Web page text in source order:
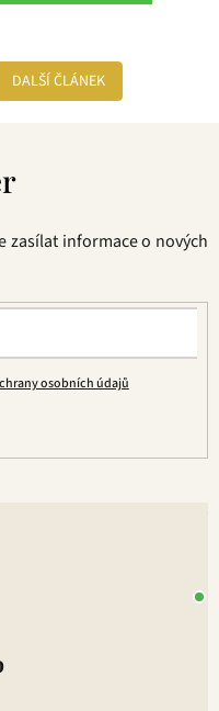
DALŠÍ ČLÁNEK
zasílat informace o nových
osobních údajů